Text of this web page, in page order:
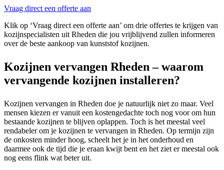
Vraag direct een offerte aan
Klik op ‘Vraag direct een offerte aan’ om drie offertes te krijgen van
kozijnspecialisten uit Rheden die jou vrijblijvend zullen informeren
over de beste aankoop van kunststof kozijnen.
Kozijnen vervangen Rheden – waarom
vervangende kozijnen installeren?
Kozijnen vervangen in Rheden doe je natuurlijk niet zo maar. Veel
mensen kiezen er vanuit een kostengedachte toch nog voor om hun
bestaande kozijnen te blijven oplappen. Toch is het meestal veel
rendabeler om je kozijnen te vervangen in Rheden. Op termijn zijn
de onkosten minder hoog, scheelt het je in het onderhoud en
daarmee ook de tijd die je eraan kwijt bent en het ziet er meestal ook
nog eens flink wat beter uit.